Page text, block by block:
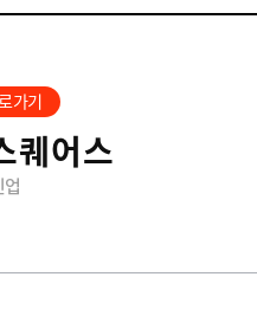
가기
퀘어스